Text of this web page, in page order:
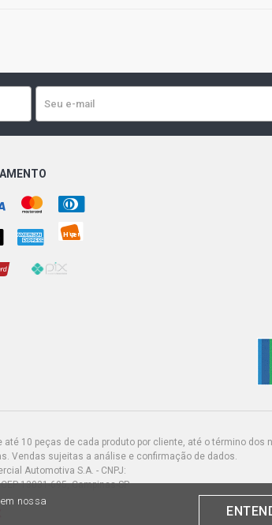
10 peças de cada produto por cliente, até o término dos
Vendas sujeitas a análise e confirmação de dados.
Automotiva S.A. - CNPJ:
13031-695, Campinas-SP
nossa